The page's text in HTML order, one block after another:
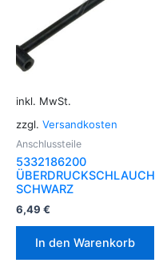
inkl. MwSt.
zzgl. Versandkosten
Anschlussteile
5332186200
ÜBERDRUCKSCHLAUCH
SCHWARZ
6,49 €
In den Warenkorb